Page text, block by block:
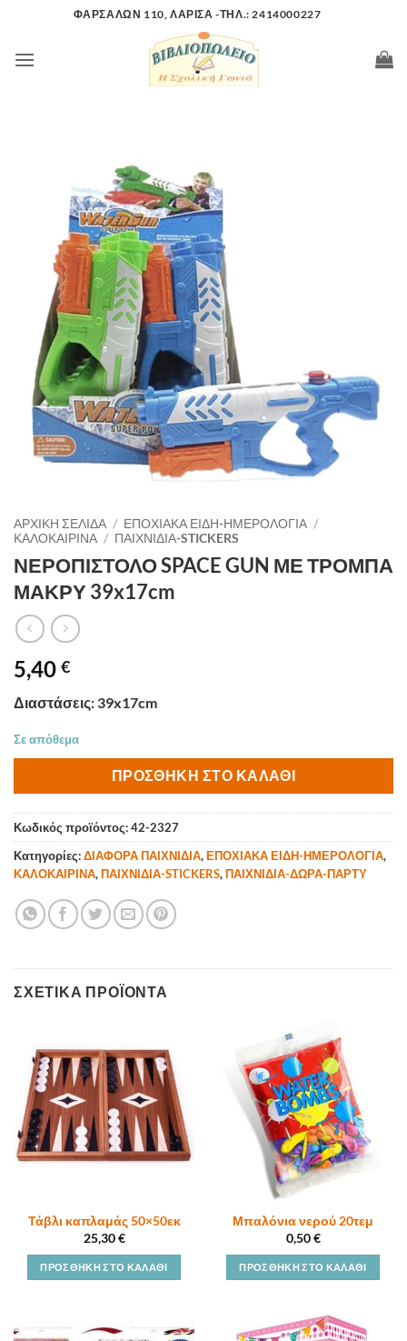
περιεχόμενο
ΦΑΡΣΑΛΩΝ 110, ΛΑΡΙΣΑ -ΤΗΛ.: 2414000227
ΑΡΧΙΚΉ ΣΕΛΊΔΑ / ΕΠΟΧΙΑΚΑ ΕΙΔΗ-ΗΜΕΡΟΛΟΓΙΑ /
ΚΑΛΟΚΑΙΡΙΝΑ / ΠΑΙΧΝΙΔΙΑ-STICKERS
ΝΕΡΟΠΙΣΤΟΛΟ SPACE GUN ΜΕ ΤΡΟΜΠΑ
ΜΑΚΡΥ 39x17cm
5,40 €
Διαστάσεις: 39x17cm
Σε απόθεμα
ΠΡΟΣΘΉΚΗ ΣΤΟ ΚΑΛΆΘΙ
Κωδικός προϊόντος:42-2327
Κατηγορίες:ΔΙΑΦΟΡΑ ΠΑΙΧΝΙΔΙΑ,ΕΠΟΧΙΑΚΑ ΕΙΔΗ-ΗΜΕΡΟΛΟΓΙΑ,
ΚΑΛΟΚΑΙΡΙΝΑ,ΠΑΙΧΝΙΔΙΑ-STICKERS,ΠΑΙΧΝΙΔΙΑ-ΔΩΡΑ-ΠΑΡΤΥ
ΣΧΕΤΙΚΆ ΠΡΟΪΌΝΤΑ
Τάβλι καπλαμάς 50×50εκ
25,30€
ΠΡΟΣΘΉΚΗ ΣΤΟ ΚΑΛΆΘΙ
Μπαλόνια νερού 20τεμ
0,50€
ΠΡΟΣΘΉΚΗ ΣΤΟ ΚΑΛΆΘΙ